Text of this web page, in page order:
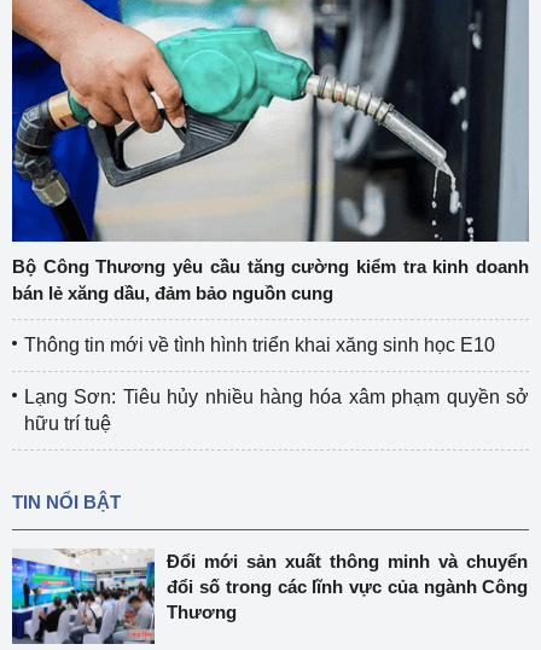
Bộ Công Thương yêu cầu tăng cường kiểm tra kinh doanh
bán lẻ xăng dầu, đảm bảo nguồn cung
Thông tin mới về tình hình triển khai xăng sinh học E10
Lạng Sơn: Tiêu hủy nhiều hàng hóa xâm phạm quyền sở
hữu trí tuệ
TIN NỔI BẬT
Đổi mới sản xuất thông minh và chuyển
đổi số trong các lĩnh vực của ngành Công
Thương